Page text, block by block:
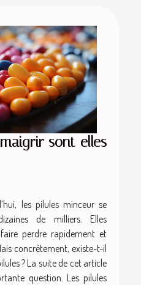
sont-elles
les pilules minceur se
de milliers. Elles
perdre rapidement et
concrètement, existe-t-il
? La suite de cet article
question. Les pilules